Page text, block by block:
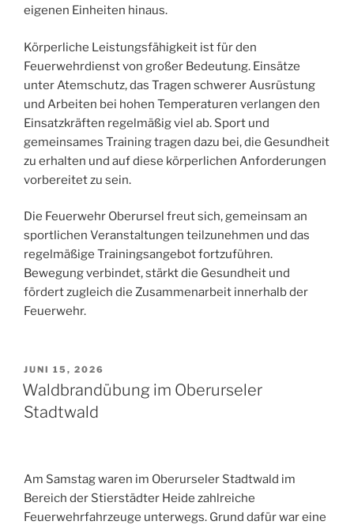
eigenen Einheiten hinaus.
Körperliche Leistungsfähigkeit ist für den
Feuerwehrdienst von großer Bedeutung. Einsätze
unter Atemschutz, das Tragen schwerer Ausrüstung
und Arbeiten bei hohen Temperaturen verlangen den
Einsatzkräften regelmäßig viel ab. Sport und
gemeinsames Training tragen dazu bei, die Gesundheit
zu erhalten und auf diese körperlichen Anforderungen
vorbereitet zu sein.
Die Feuerwehr Oberursel freut sich, gemeinsam an
sportlichen Veranstaltungen teilzunehmen und das
regelmäßige Trainingsangebot fortzuführen.
Bewegung verbindet, stärkt die Gesundheit und
fördert zugleich die Zusammenarbeit innerhalb der
Feuerwehr.
VERÖFFENTLICHT
AM
JUNI 15, 2026
Waldbrandübung im Oberurseler
Stadtwald
Am Samstag waren im Oberurseler Stadtwald im
Bereich der Stierstädter Heide zahlreiche
Feuerwehrfahrzeuge unterwegs. Grund dafür war eine